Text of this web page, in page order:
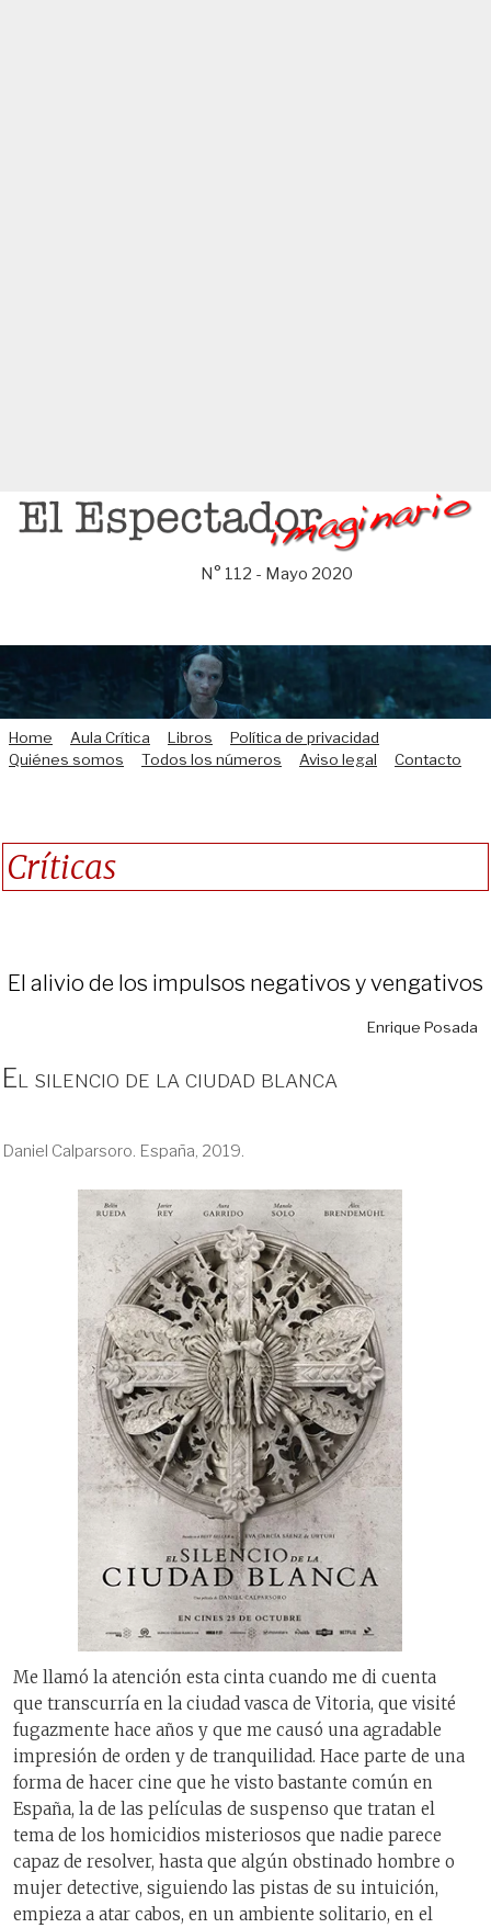
Saltar
N° 112 - Mayo 2020
Home Aula Crítica Libros
Política de privacidad
Quiénes somos
Todos los números Aviso legal Contacto
Críticas
El alivio de los impulsos negativos y vengativos
Enrique Posada
El silencio de la ciudad blanca
Daniel Calparsoro. España, 2019.
Me llamó la atención esta cinta cuando me di cuenta
que transcurría en la ciudad vasca de Vitoria, que visité
fugazmente hace años y que me causó una agradable
impresión de orden y de tranquilidad. Hace parte de una
forma de hacer cine que he visto bastante común en
España, la de las películas de suspenso que tratan el
tema de los homicidios misteriosos que nadie parece
capaz de resolver, hasta que algún obstinado hombre o
mujer detective, siguiendo las pistas de su intuición,
empieza a atar cabos, en un ambiente solitario, en el